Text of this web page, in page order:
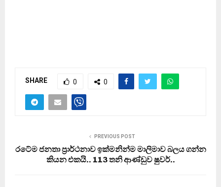
SHARE 0 0
PREVIOUS POST
රටේම ජනතා ප්‍රාර්ථනාව ඉක්මනින්ම මාලිමාව බලය ගන්න
කියන එකයි.. 113 තනි ආණ්ඩුව ෂුවර්..